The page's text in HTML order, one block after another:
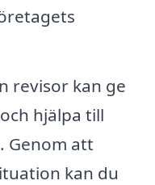
revisor kan ge
hjälpa till
Genom att
kan du